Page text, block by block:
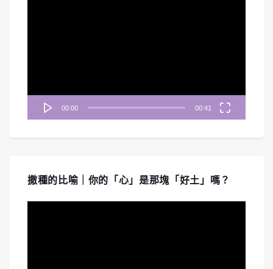
00:00 00:41
撒種的比喻｜你的「心」是那塊「好土」嗎？